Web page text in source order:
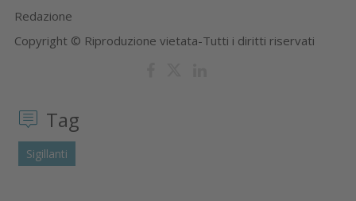
Redazione
Copyright © Riproduzione vietata-Tutti i diritti riservati
Tag
Sigillanti